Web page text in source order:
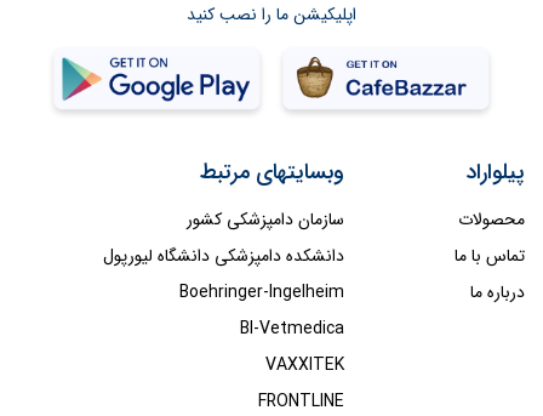
اپلیکیشن ما را نصب کنید
پیلواراد
محصولات
تماس با ما
درباره ما
وبسایتهای مرتبط
سازمان دامپزشکی کشور
دانشکده دامپزشکی دانشگاه لیورپول
Boehringer-Ingelheim
BI-Vetmedica
VAXXITEK
FRONTLINE